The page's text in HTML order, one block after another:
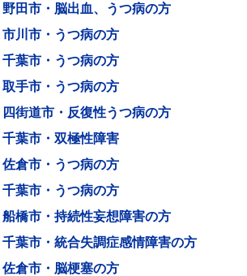
田市・脳出血、うつ病の方
川市・うつ病の方
葉市・うつ病の方
手市・うつ病の方
街道市・反復性うつ病の方
葉市・双極性障害
倉市・うつ病の方
葉市・うつ病の方
橋市・持続性妄想障害の方
葉市・統合失調症感情障害の方
倉市・脳梗塞の方